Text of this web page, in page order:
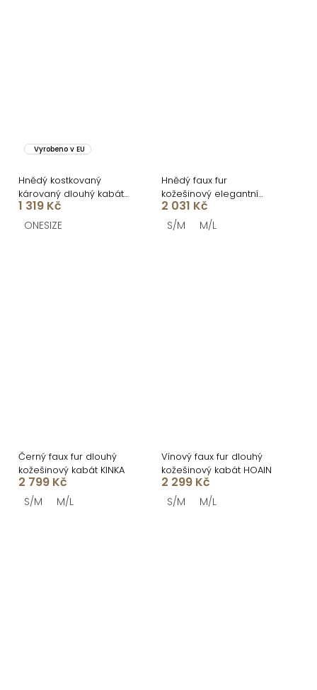
Vyrobeno v EU
Hnědý kostkovaný
károvaný dlouhý kabát
OPHELYN
1 319 Kč
ONESIZE
Hnědý faux fur
kožešinový elegantní
kabát SKELVIA
2 031 Kč
S/M M/L
Černý faux fur dlouhý
kožešinový kabát KINKA
2 799 Kč
S/M M/L
Vínový faux fur dlouhý
kožešinový kabát HOAIN
2 299 Kč
S/M M/L